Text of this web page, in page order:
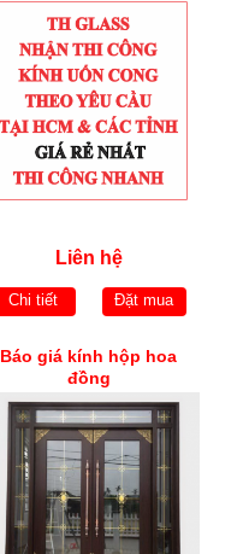
Liên hệ
Chi tiết Đặt mua
Báo giá kính hộp hoa
đồng